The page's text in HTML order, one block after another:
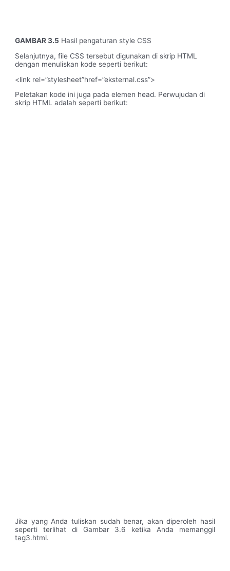
GAMBAR 3.5 Hasil pengaturan style CSS
Selanjutnya, file CSS tersebut digunakan di skrip HTML
dengan menuliskan kode seperti berikut:
<link rel=”stylesheet”href=”eksternal.css”>
Peletakan kode ini juga pada elemen head. Perwujudan di
skrip HTML adalah seperti berikut:
Jika yang Anda tuliskan sudah benar, akan diperoleh hasil
seperti terlihat di Gambar 3.6 ketika Anda memanggil
tag3.html.